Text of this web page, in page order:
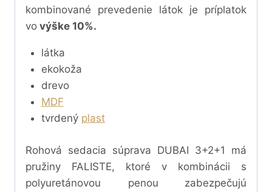
kombinované prevedenie látok je príplatok
vo výške 10%.
látka
ekokoža
drevo
MDF
tvrdený plast
Rohová sedacia súprava DUBAI 3+2+1 má
pružiny FALISTE, ktoré v kombinácii s
polyuretánovou penou
zabezpečujú